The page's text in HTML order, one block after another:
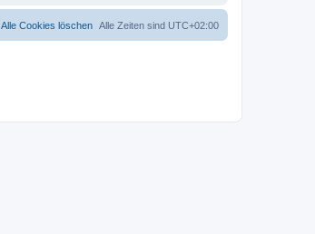
Alle Zeiten sind UTC+02:00
Alle Cookies löschen